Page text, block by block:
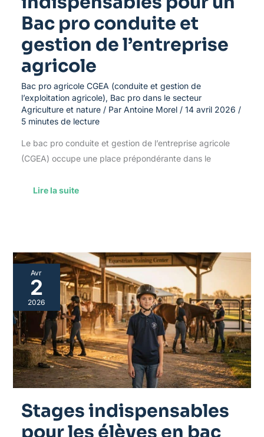
Bac pro conduite et
gestion de l’entreprise
agricole
Bac pro agricole CGEA (conduite et gestion de
l’exploitation agricole), Bac pro dans le secteur
Agriculture et nature/ Par Antoine Morel / 14 avril 2026 /
5 minutes de lecture
Le bac pro conduite et gestion de l’entreprise agricole
(CGEA) occupe une place prépondérante dans le
Lire la suite
Avr
2
2026
Stages indispensables
pour les élèves en bac
Stages
indispensables
pour
les
élèves
en
bac
pro
CGEH